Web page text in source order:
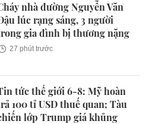
nhà đường Nguyễn Văn
lúc rạng sáng, 3 người
gia đình bị thương nặng
27 phút trước
tức thế giới 6-8: Mỹ hoàn
100 tỉ USD thuế quan; Tàu
lớp Trump giá khủng